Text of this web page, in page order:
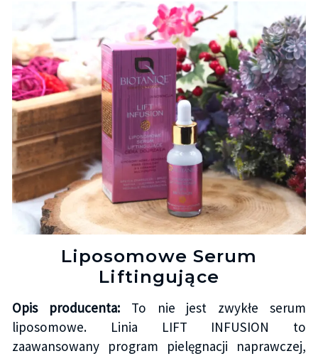
Liposomowe Serum
Liftingujące
Opis producenta:To nie jest zwykłe serum
liposomowe. Linia LIFT INFUSION to
zaawansowany program pielęgnacji naprawczej,